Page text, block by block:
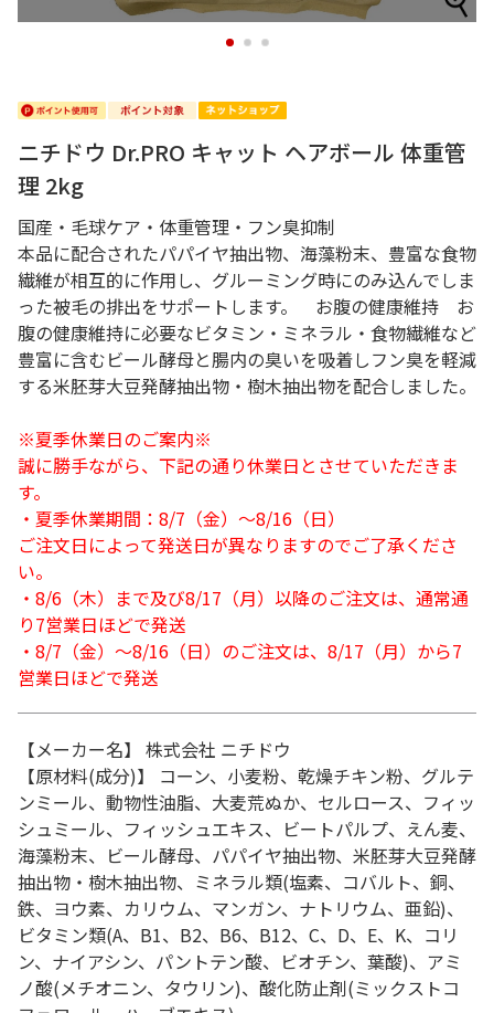
1 2 3
ニチドウ Dr.PRO キャット ヘアボール 体重管
理 2kg
国産・毛球ケア・体重管理・フン臭抑制
本品に配合されたパパイヤ抽出物、海藻粉末、豊富な食物
繊維が相互的に作用し、グルーミング時にのみ込んでしま
った被毛の排出をサポートします。 お腹の健康維持 お
腹の健康維持に必要なビタミン・ミネラル・食物繊維など
豊富に含むビール酵母と腸内の臭いを吸着しフン臭を軽減
する米胚芽大豆発酵抽出物・樹木抽出物を配合しました。
※夏季休業日のご案内※
誠に勝手ながら、下記の通り休業日とさせていただきま
す。
・夏季休業期間：8/7（金）～8/16（日）
ご注文日によって発送日が異なりますのでご了承くださ
い。
・8/6（木）まで及び8/17（月）以降のご注文は、通常通
り7営業日ほどで発送
・8/7（金）～8/16（日）のご注文は、8/17（月）から7
営業日ほどで発送
【メーカー名】 株式会社 ニチドウ
【原材料(成分)】 コーン、小麦粉、乾燥チキン粉、グルテ
ンミール、動物性油脂、大麦荒ぬか、セルロース、フィッ
シュミール、フィッシュエキス、ビートパルプ、えん麦、
海藻粉末、ビール酵母、パパイヤ抽出物、米胚芽大豆発酵
抽出物・樹木抽出物、ミネラル類(塩素、コバルト、銅、
鉄、ヨウ素、カリウム、マンガン、ナトリウム、亜鉛)、
ビタミン類(A、B1、B2、B6、B12、C、D、E、K、コリ
ン、ナイアシン、パントテン酸、ビオチン、葉酸)、アミ
ノ酸(メチオニン、タウリン)、酸化防止剤(ミックストコ